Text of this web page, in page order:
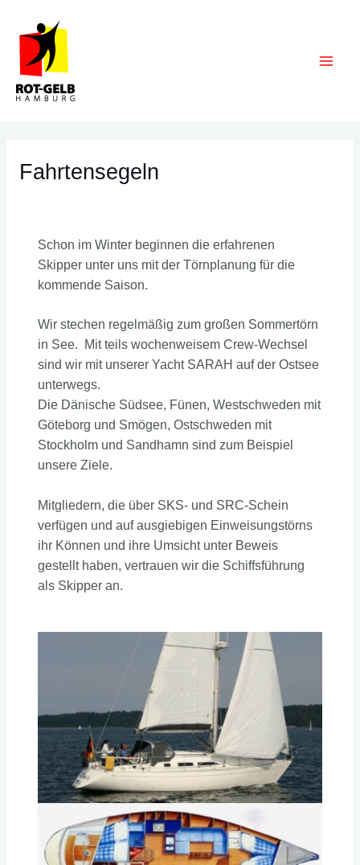
springen
Fahrtensegeln
Schon im Winter beginnen die erfahrenen
Skipper unter uns mit der Törnplanung für die
kommende Saison.
Wir stechen regelmäßig zum großen Sommertörn
in See. Mit teils wochenweisem Crew-Wechsel
sind wir mit unserer Yacht SARAH auf der Ostsee
unterwegs.
Die Dänische Südsee, Fünen, Westschweden mit
Göteborg und Smögen, Ostschweden mit
Stockholm und Sandhamn sind zum Beispiel
unsere Ziele.
Mitgliedern, die über SKS- und SRC-Schein
verfügen und auf ausgiebigen Einweisungstörns
ihr Können und ihre Umsicht unter Beweis
gestellt haben, vertrauen wir die Schiffsführung
als Skipper an.